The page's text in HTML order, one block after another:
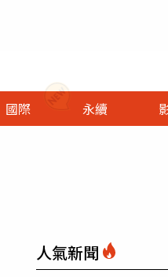
國際 永續
人氣新聞